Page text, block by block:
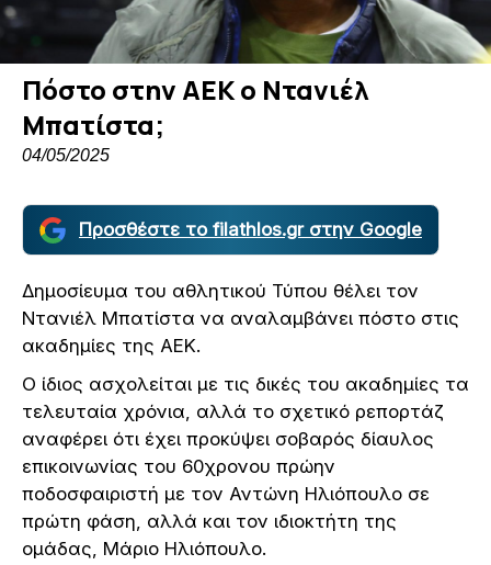
Πόστο στην ΑΕΚ ο Ντανιέλ
Μπατίστα;
04/05/2025
Προσθέστε το filathlos.gr στην Google
Δημοσίευμα του αθλητικού Τύπου θέλει τον
Ντανιέλ Μπατίστα να αναλαμβάνει πόστο στις
ακαδημίες της ΑΕΚ.
Ο ίδιος ασχολείται με τις δικές του ακαδημίες τα
τελευταία χρόνια, αλλά το σχετικό ρεπορτάζ
αναφέρει ότι έχει προκύψει σοβαρός δίαυλος
επικοινωνίας του 60χρονου πρώην
ποδοσφαιριστή με τον Αντώνη Ηλιόπουλο σε
πρώτη φάση, αλλά και τον ιδιοκτήτη της
ομάδας, Μάριο Ηλιόπουλο.